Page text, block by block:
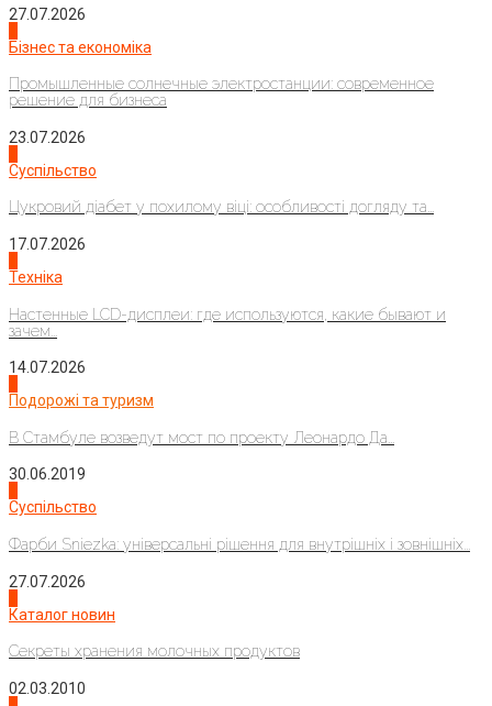
27.07.2026
Бізнес та економіка
Промышленные солнечные электростанции: современное
решение для бизнеса
23.07.2026
Суспільство
Цукровий діабет у похилому віці: особливості догляду та...
17.07.2026
Техніка
Настенные LCD-дисплеи: где используются, какие бывают и
зачем...
14.07.2026
Подорожі та туризм
В Стамбуле возведут мост по проекту Леонардо Да...
30.06.2019
Суспільство
Фарби Sniezka: універсальні рішення для внутрішніх і зовнішніх...
27.07.2026
Каталог новин
Секреты хранения молочных продуктов
02.03.2010